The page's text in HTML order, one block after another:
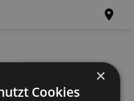
×
Cookies